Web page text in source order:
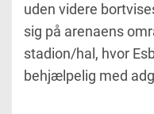
uden videre
sig på arenaens
stadion/hal, hvor
behjælpelig med